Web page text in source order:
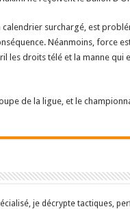
surchargé, est
Néanmoins, force
les droits télé et la manne qui
de la ligue, et le
je décrypte tactiques,